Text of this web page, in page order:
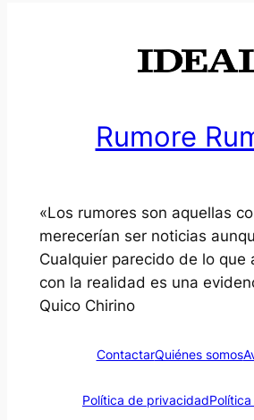
Rumore
«Los rumores son aquellas
merecerían ser noticias
Cualquier parecido de lo que
con la realidad es una
Quico Chirino
ContactarQuiénes somos
Política de privacidad